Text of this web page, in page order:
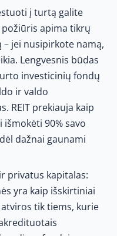
į turtą galite
apima tikrų
jei nusipirkote namą,
Lengvesnis būdas
investicinių fondų
ir valdo
REIT prekiauja kaip
90% savo
dažnai gaunami
privatus kapitalas:
yra kaip išskirtiniai
tik tiems, kurie